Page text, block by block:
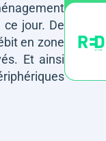
jour. De
en zone
Et ainsi